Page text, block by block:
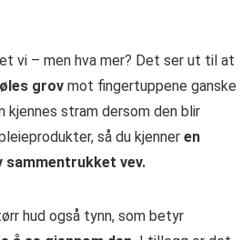
vi – men hva mer? Det ser ut til at
grov mot fingertuppene ganske
kjennes stram dersom den blir
så du kjenner en
sammentrukket vev.
hud også tynn, som betyr